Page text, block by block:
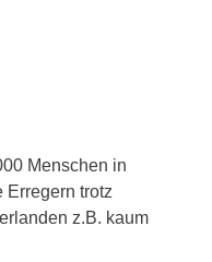
Menschen in
Erregern trotz
z.B. kaum